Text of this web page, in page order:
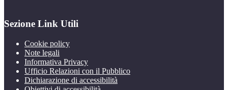
Sezione Link Utili
Cookie policy
Note legali
Informativa Privacy
Ufficio Relazioni con il Pubblico
Dichiarazione di accessibilità